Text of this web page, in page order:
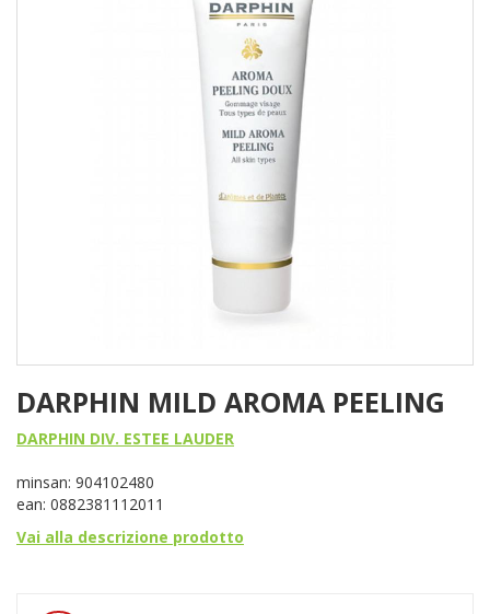
DARPHIN MILD AROMA PEELING
DARPHIN DIV. ESTEE LAUDER
minsan: 904102480
ean: 0882381112011
Vai alla descrizione prodotto